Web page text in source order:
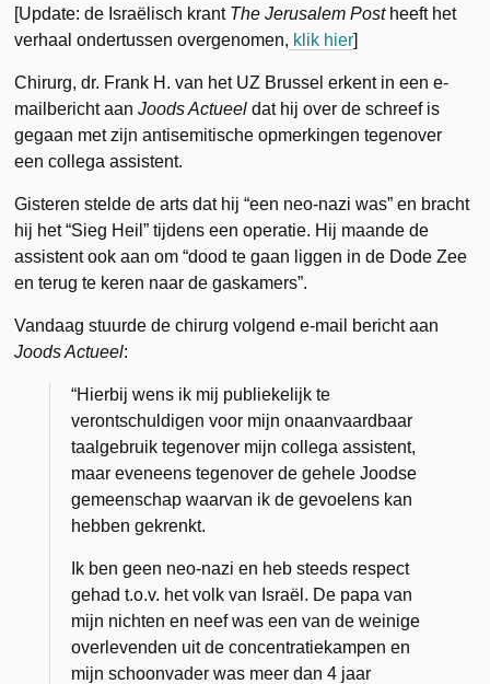
[Update: de Israëlisch krant The Jerusalem Postheeft het
verhaal ondertussen overgenomen, klik hier]
Chirurg, dr. Frank H. van het UZ Brussel erkent in een e-
mailbericht aanJoods Actueel dat hij over de schreef is
gegaan met zijn antisemitische opmerkingen tegenover
een collega assistent.
Gisteren stelde de arts dat hij “een neo-nazi was” en bracht
hij het “Sieg Heil” tijdens een operatie. Hij maande de
assistent ook aan om “dood te gaan liggen in de Dode Zee
en terug te keren naar de gaskamers”.
Vandaag stuurde de chirurg volgend e-mail bericht aan
Joods Actueel:
“Hierbij wens ik mij publiekelijk te
verontschuldigen voor mijn onaanvaardbaar
taalgebruik tegenover mijn collega assistent,
maar eveneens tegenover de gehele Joodse
gemeenschap waarvan ik de gevoelens kan
hebben gekrenkt.
Ik ben geen neo-nazi en heb steeds respect
gehad t.o.v. het volk van Israël. De papa van
mijn nichten en neef was een van de weinige
overlevenden uit de concentratiekampen en
mijn schoonvader was meer dan 4 jaar